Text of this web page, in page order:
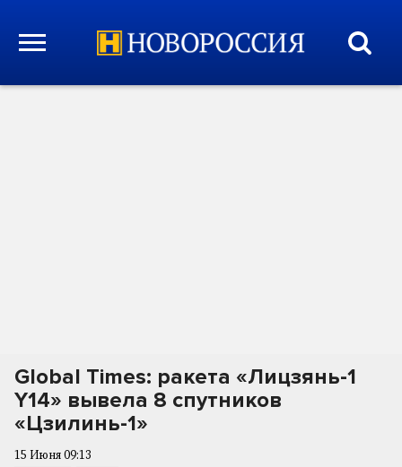
Global Times: ракета «Лицзянь-1
Y14» вывела 8 спутников
«Цзилинь-1»
15 Июня 09:13